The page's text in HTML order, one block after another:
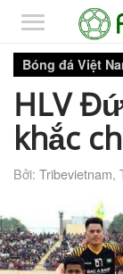
Bóng đá Việt
HLV
khắc
Bởi: Tribevietnam,